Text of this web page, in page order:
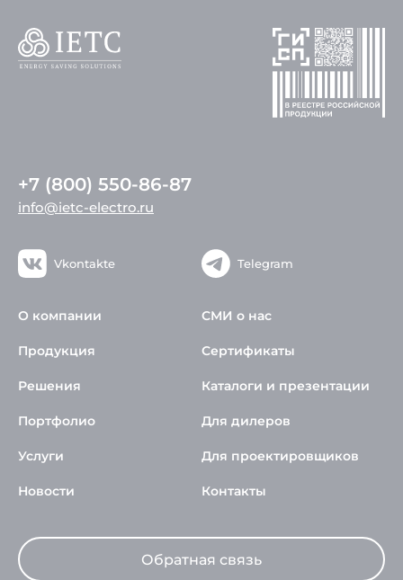
+7 (800) 550-86-87
info@ietc-electro.ru
Vkontakte Telegram
О компании
Продукция
Решения
Портфолио
Услуги
Новости
СМИ о нас
Сертификаты
Каталоги и презентации
Для дилеров
Для проектировщиков
Контакты
Обратная связь